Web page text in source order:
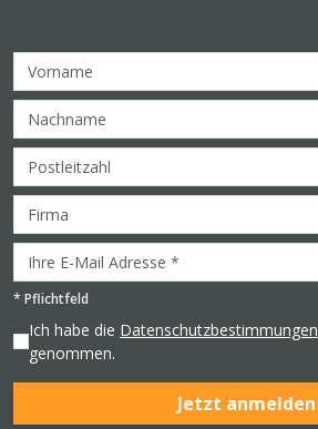
* Pflichtfeld
Ich habe die Datenschutzbestimmungen
genommen.
Jetzt anmelden